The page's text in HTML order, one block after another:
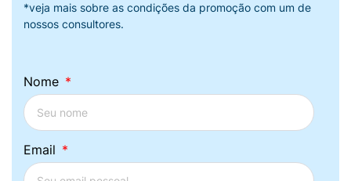
*veja mais sobre as condições da promoção com um de
nossos consultores.
Nome
Email